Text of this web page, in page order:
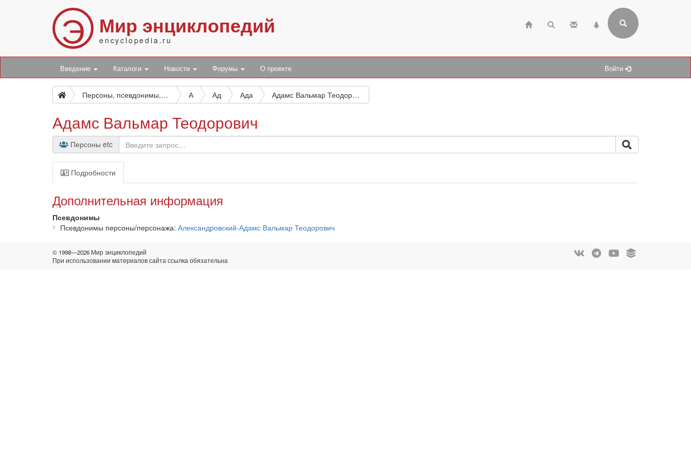
Э Мир энциклопедий
encyclopedia.ru
Введение Каталоги Новости Форумы О проекте Войти
Персоны, псевдонимы, персонажи и боты А Ад Ада Адамс Вальмар Теодорович
Адамс Вальмар Теодорович
Персоны etc
Подробности
Дополнительная информация
Псевдонимы
Псевдонимы персоны/персонажа Александровский-Адамс Вальмар Теодорович
© 1998—2026 Мир энциклопедий
При использовании материалов сайта ссылка обязательна